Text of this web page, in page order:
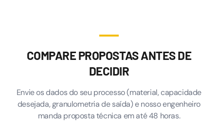
COMPARE PROPOSTAS ANTES DE
DECIDIR
Envie os dados do seu processo (material, capacidade
desejada, granulometria de saída) e nosso engenheiro
manda proposta técnica em até 48 horas.